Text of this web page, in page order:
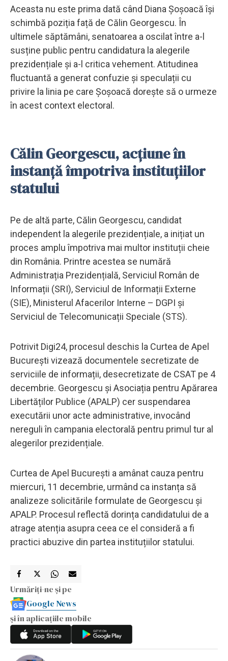
Aceasta nu este prima dată când Diana Șoșoacă își
schimbă poziția față de Călin Georgescu. În
ultimele săptămâni, senatoarea a oscilat între a-l
susține public pentru candidatura la alegerile
prezidențiale și a-l critica vehement. Atitudinea
fluctuantă a generat confuzie și speculații cu
privire la linia pe care Șoșoacă dorește să o urmeze
în acest context electoral.
Călin Georgescu, acțiune în
instanță împotriva instituțiilor
statului
Pe de altă parte, Călin Georgescu, candidat
independent la alegerile prezidențiale, a inițiat un
proces amplu împotriva mai multor instituții cheie
din România. Printre acestea se numără
Administrația Prezidențială, Serviciul Român de
Informații (SRI), Serviciul de Informații Externe
(SIE), Ministerul Afacerilor Interne – DGPI și
Serviciul de Telecomunicații Speciale (STS).
Potrivit Digi24, procesul deschis la Curtea de Apel
București vizează documentele secretizate de
serviciile de informații, desecretizate de CSAT pe 4
decembrie. Georgescu și Asociația pentru Apărarea
Libertăților Publice (APALP) cer suspendarea
executării unor acte administrative, invocând
nereguli în campania electorală pentru primul tur al
alegerilor prezidențiale.
Curtea de Apel București a amânat cauza pentru
miercuri, 11 decembrie, urmând ca instanța să
analizeze solicitările formulate de Georgescu și
APALP. Procesul reflectă dorința candidatului de a
atrage atenția asupra ceea ce el consideră a fi
practici abuzive din partea instituțiilor statului.
Urmăriți-ne și pe
Google News
și în aplicațiile mobile